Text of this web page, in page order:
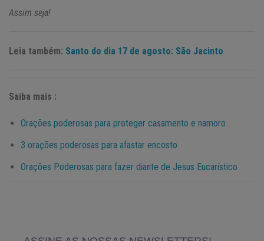
Assim seja!
Leia também: Santo do dia 17 de agosto: São Jacinto
Saiba mais :
Orações poderosas para proteger casamento e namoro
3 orações poderosas para afastar encosto
Orações Poderosas para fazer diante de Jesus Eucarístico